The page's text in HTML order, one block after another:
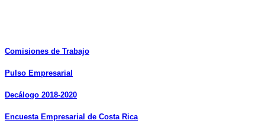
Comisiones de Trabajo
Pulso Empresarial
Decálogo 2018-2020
Encuesta Empresarial de Costa Rica